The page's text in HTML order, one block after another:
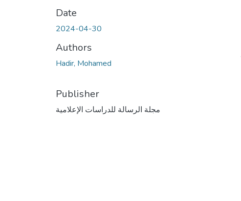
Date
2024-04-30
Authors
Hadir, Mohamed
Publisher
مجلة الرسالة للدراسات الإعلامية